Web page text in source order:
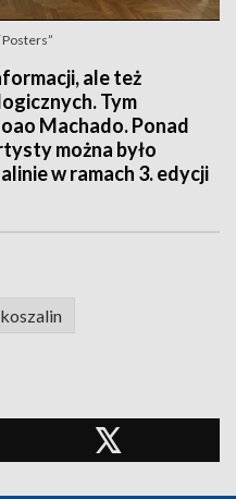
ale też
Tym
Machado. Ponad
można było
w ramach 3. edycji